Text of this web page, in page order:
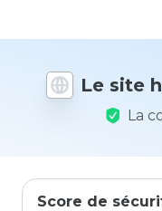
Le site
La
Score de
1 et 5
vous à ce